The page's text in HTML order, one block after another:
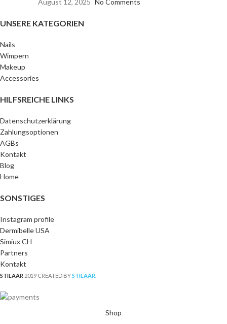
August 12, 2025 No Comments
UNSERE KATEGORIEN
Nails
Wimpern
Makeup
Accessories
HILFSREICHE LINKS
Datenschutzerklärung
Zahlungsoptionen
AGBs
Kontakt
Blog
Home
SONSTIGES
Instagram profile
Dermibelle USA
Simiux CH
Partners
Kontakt
STILAAR 2019 CREATED BYSTILAAR
Shop